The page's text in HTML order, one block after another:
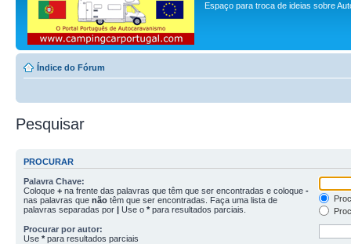
Espaço para troca de ideias sobre
Índice do Fórum
Pesquisar
PROCURAR
Palavra Chave:
Coloque + na frente das palavras que têm que ser encontradas e coloque -
nas palavras que não têm que ser encontradas. Faça uma lista de
palavras separadas por | Use o * para resultados parciais.
Procurar por autor:
Use * para resultados parciais